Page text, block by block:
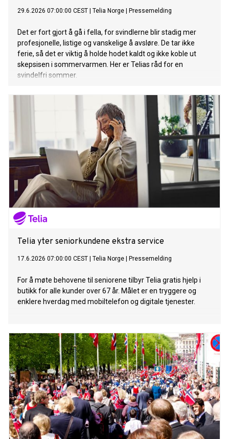
29.6.2026 07:00:00 CEST Telia Norge Pressemelding
Det er fort gjort å gå i fella, for svindlerne blir stadig mer
profesjonelle, listige og vanskelige å avsløre. De tar ikke
ferie, så det er viktig å holde hodet kaldt og ikke koble ut
skepsisen i sommervarmen. Her er Telias råd for en
svindelfri sommer.
Telia yter seniorkundene ekstra service
17.6.2026 07:00:00 CEST Telia Norge Pressemelding
For å møte behovene til seniorene tilbyr Telia gratis hjelp i
butikk for alle kunder over 67 år. Målet er en tryggere og
enklere hverdag med mobiltelefon og digitale tjenester.